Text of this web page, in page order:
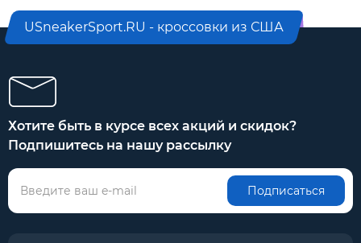
USneakerSport.RU - кроссовки из США
Хотите быть в курсе всех акций и скидок?
Подпишитесь на нашу рассылку
Подписаться